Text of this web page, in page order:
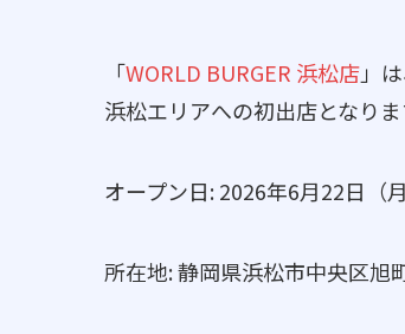
「WORLD BURGER 浜松店」
浜松エリアへの初出店となりま
オープン日: 2026年6月22日（月
所在地: 静岡県浜松市中央区旭